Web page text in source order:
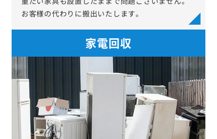
お客様の代わりに搬出いたします。
家電回収